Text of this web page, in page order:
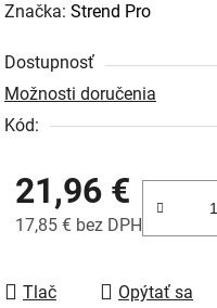
hodnotenie
je
0,0
z
hviezdičiek.
Značka: Strend Pro
Dostupnosť
Možnosti doručenia
Kód:
21,96 €
17,85 € bez DPH
Tlač Opýtať sa